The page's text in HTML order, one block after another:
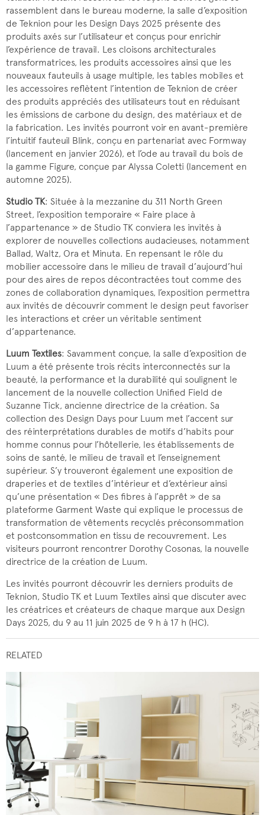
rassemblent dans le bureau moderne, la salle d’exposition
de Teknion pour les Design Days 2025 présente des
produits axés sur l’utilisateur et conçus pour enrichir
l’expérience de travail. Les cloisons architecturales
transformatrices, les produits accessoires ainsi que les
nouveaux fauteuils à usage multiple, les tables mobiles et
les accessoires reflètent l’intention de Teknion de créer
des produits appréciés des utilisateurs tout en réduisant
les émissions de carbone du design, des matériaux et de
la fabrication. Les invités pourront voir en avant-première
l’intuitif fauteuil Blink, conçu en partenariat avec Formway
(lancement en janvier 2026), et l’ode au travail du bois de
la gamme Figure, conçue par Alyssa Coletti (lancement en
automne 2025).
Studio TK: Située à la mezzanine du 311 North Green
Street, l’exposition temporaire « Faire place à
l’appartenance » de Studio TK conviera les invités à
explorer de nouvelles collections audacieuses, notamment
Ballad, Waltz, Ora et Minuta. En repensant le rôle du
mobilier accessoire dans le milieu de travail d’aujourd’hui
pour des aires de repos décontractées tout comme des
zones de collaboration dynamiques, l’exposition permettra
aux invités de découvrir comment le design peut favoriser
les interactions et créer un véritable sentiment
d’appartenance.
Luum Textiles: Savamment conçue, la salle d’exposition de
Luum a été présente trois récits interconnectés sur la
beauté, la performance et la durabilité qui soulignent le
lancement de la nouvelle collection Unified Field de
Suzanne Tick, ancienne directrice de la création. Sa
collection des Design Days pour Luum met l’accent sur
des réinterprétations durables de motifs d’habits pour
homme connus pour l’hôtellerie, les établissements de
soins de santé, le milieu de travail et l’enseignement
supérieur. S’y trouveront également une exposition de
draperies et de textiles d’intérieur et d’extérieur ainsi
qu’une présentation « Des fibres à l’apprêt » de sa
plateforme Garment Waste qui explique le processus de
transformation de vêtements recyclés préconsommation
et postconsommation en tissu de recouvrement. Les
visiteurs pourront rencontrer Dorothy Cosonas, la nouvelle
directrice de la création de Luum.
Les invités pourront découvrir les derniers produits de
Teknion, Studio TK et Luum Textiles ainsi que discuter avec
les créatrices et créateurs de chaque marque aux Design
Days 2025, du 9 au 11 juin 2025 de 9 h à 17 h (HC).
RELATED